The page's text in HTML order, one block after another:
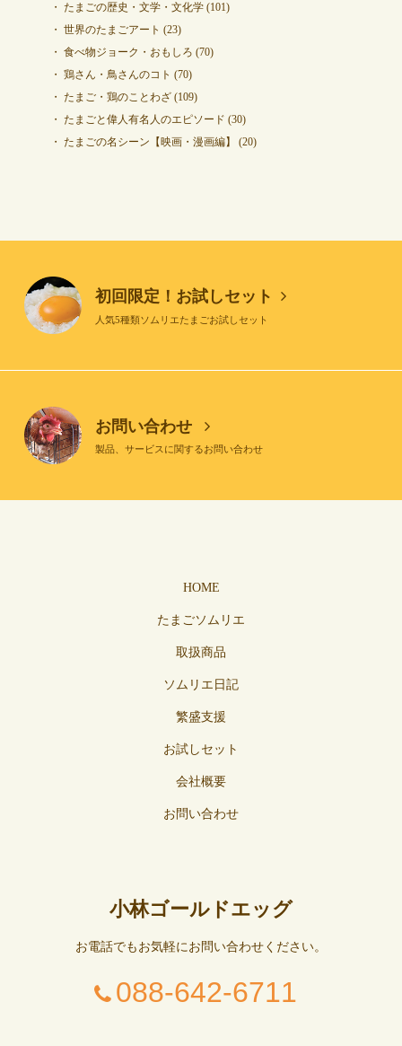
たまごの歴史・文学・文化学(101)
世界のたまごアート (23)
食べ物ジョーク・おもしろ (70)
鶏さん・鳥さんのコト (70)
たまご・鶏のことわざ(109)
たまごと偉人有名人のエピソード (30)
たまごの名シーン【映画・漫画編】
(20)
初回限定！お試しセット
人気5種類ソムリエたまごお試しセット
お問い合わせ
製品、サービスに関するお問い合わせ
HOME
たまごソムリエ
取扱商品
ソムリエ日記
繁盛支援
お試しセット
会社概要
お問い合わせ
小林ゴールドエッグ
お電話でもお気軽にお問い合わせください。
088-642-6711